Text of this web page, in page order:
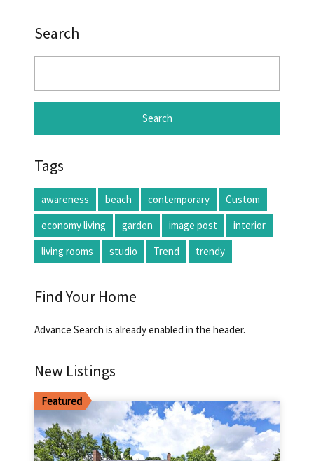
Search
Tags
awareness beach contemporary
Custom
economy living
garden image post
interior
living rooms
studio Trend trendy
Find Your Home
Advance Search is already enabled in the header.
New Listings
Featured